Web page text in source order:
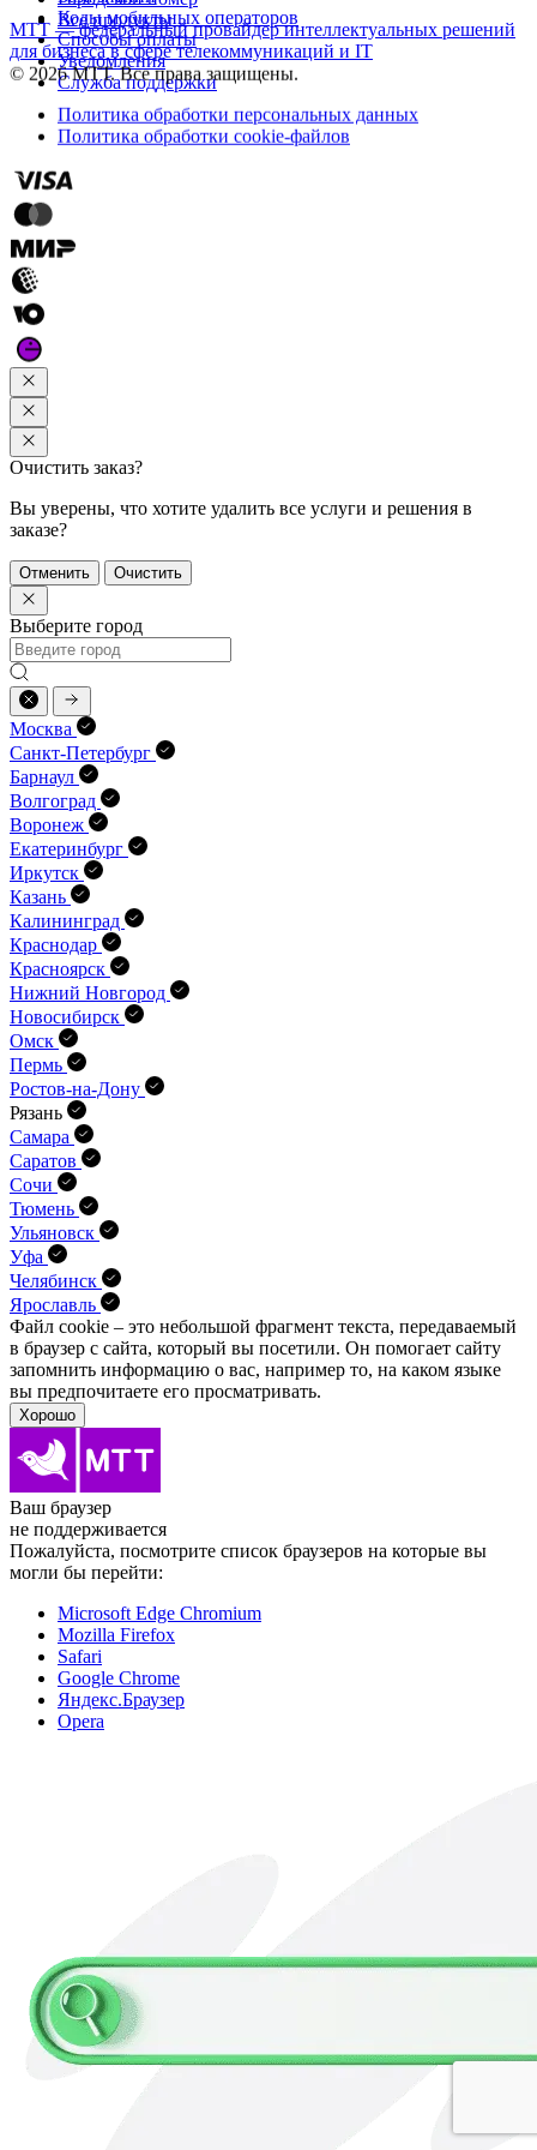
Все продукты
Коды мобильных операторов
Способы оплаты
Уведомления
Служба поддержки
МТТ — федеральный провайдер интеллектуальных решений
для бизнеса в сфере телекоммуникаций и IT
© 2026 МТТ. Все права защищены.
Политика обработки персональных данных
Политика обработки cookie-файлов
Очистить заказ?
Вы уверены, что хотите удалить все услуги и решения в
заказе?
Отменить Очистить
Выберите город
Москва
Санкт-Петербург
Барнаул
Волгоград
Воронеж
Екатеринбург
Иркутск
Казань
Калининград
Краснодар
Красноярск
Нижний Новгород
Новосибирск
Омск
Пермь
Ростов-на-Дону
Рязань
Самара
Саратов
Сочи
Тюмень
Ульяновск
Уфа
Челябинск
Ярославль
Файл cookie – это небольшой фрагмент текста, передава­емый
в браузер с сайта, который вы посетили. Он помо­гает сайту
запомнить информацию о вас, например то, на каком языке
вы предпочитаете его просматривать.
Хорошо
Ваш браузер
не поддерживается
Пожалуйста, посмотрите список браузеров на которые вы
могли бы перейти:
Microsoft Edge Chromium
Mozilla Firefox
Safari
Google Chrome
Яндекс.Браузер
Opera